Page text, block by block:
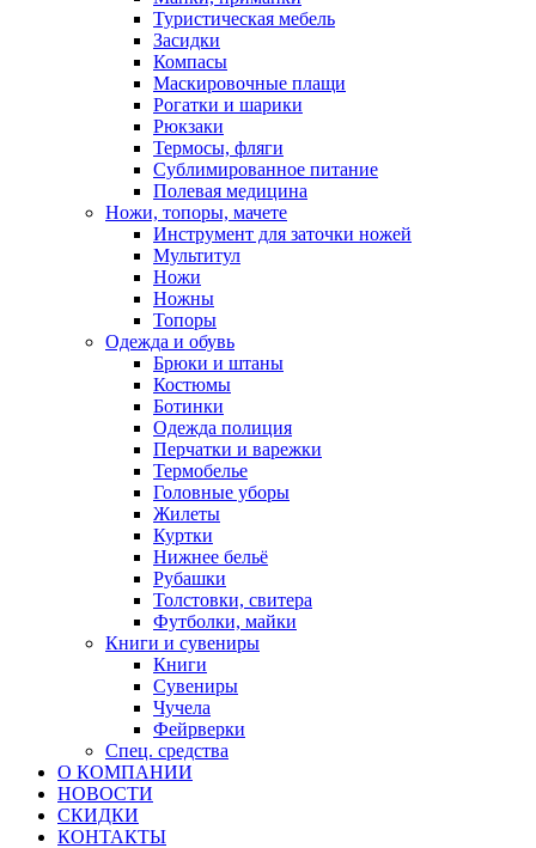
Туристическая мебель
Засидки
Компасы
Маскировочные плащи
Рогатки и шарики
Рюкзаки
Термосы, фляги
Сублимированное питание
Полевая медицина
Ножи, топоры, мачете
Инструмент для заточки ножей
Мультитул
Ножи
Ножны
Топоры
Одежда и обувь
Брюки и штаны
Костюмы
Ботинки
Одежда полиция
Перчатки и варежки
Термобелье
Головные уборы
Жилеты
Куртки
Нижнее бельё
Рубашки
Толстовки, свитера
Футболки, майки
Книги и сувениры
Книги
Сувениры
Чучела
Фейрверки
Спец. средства
О КОМПАНИИ
НОВОСТИ
СКИДКИ
КОНТАКТЫ